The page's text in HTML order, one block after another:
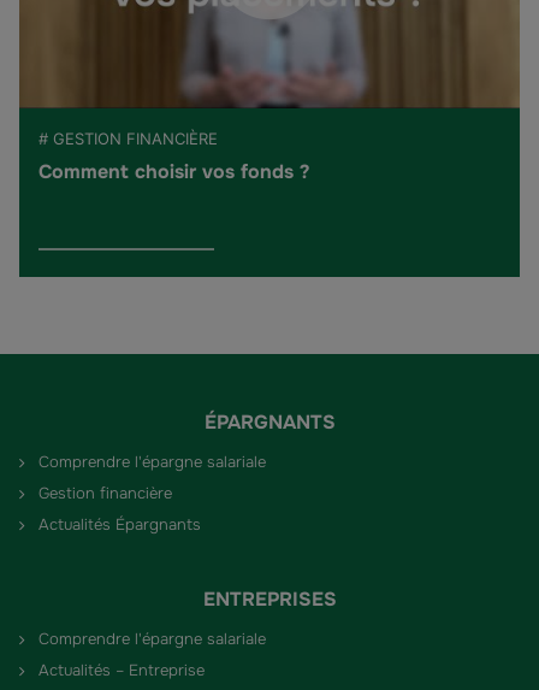
# GESTION FINANCIÈRE
Comment choisir vos fonds ?
ÉPARGNANTS
Comprendre l'épargne salariale
Gestion financière
Actualités Épargnants
ENTREPRISES
Comprendre l'épargne salariale
Actualités – Entreprise